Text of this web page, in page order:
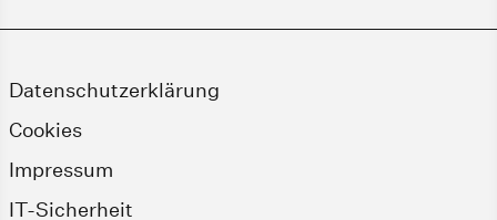
Datenschutzerklärung
Cookies
Impressum
IT-Sicherheit